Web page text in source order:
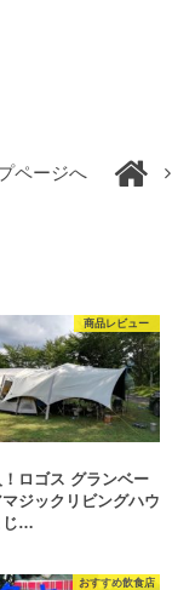
ページへ
商品レビュー
ロゴス グランベー
ジックリビングハウ
じ…
おすすめ飲食店